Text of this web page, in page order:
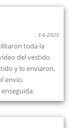
3-6-2025
toda la
del vestido
y lo enviaron,
envío.